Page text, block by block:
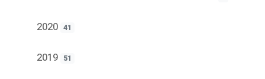
2020 41
2019 51